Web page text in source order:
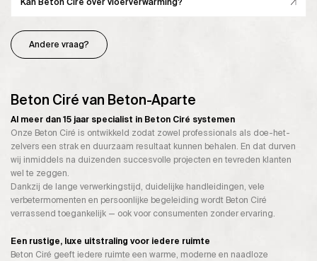
Andere vraag?
Beton Ciré van Beton-Aparte
Al meer dan 15 jaar specialist in Beton Ciré systemen
Onze Beton Ciré is ontwikkeld zodat zowel professionals als doe-het-
zelvers een strak en duurzaam resultaat kunnen behalen. En dat durven
wij inmiddels na duizenden succesvolle projecten en tevreden klanten
wel te zeggen.
Dankzij de lange verwerkingstijd, duidelijke handleidingen, vele
verbetermomenten en persoonlijke begeleiding wordt Beton Ciré
verrassend toegankelijk — ook voor consumenten zonder ervaring.
Een rustige, luxe uitstraling voor iedere ruimte
Beton Ciré geeft iedere ruimte een warme, moderne en naadloze